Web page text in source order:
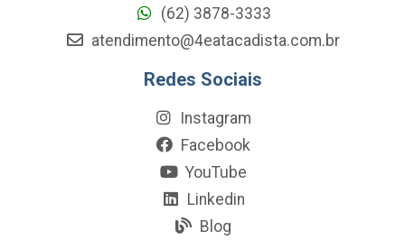
(62) 3878-3333
atendimento@4eatacadista.com.br
Redes Sociais
Instagram
Facebook
YouTube
Linkedin
Blog